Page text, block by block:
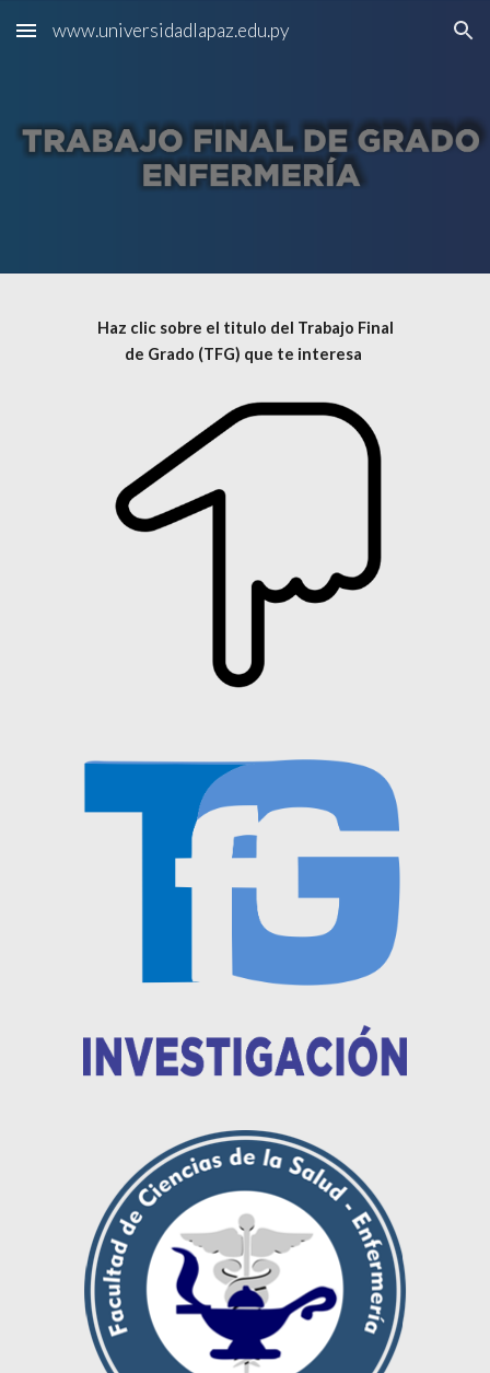
Skip to main content Skip to navigation
www.universidadlapaz.edu.py
Haz clic sobre el titulo del Trabajo Final
de Grado (TFG) que te interesa